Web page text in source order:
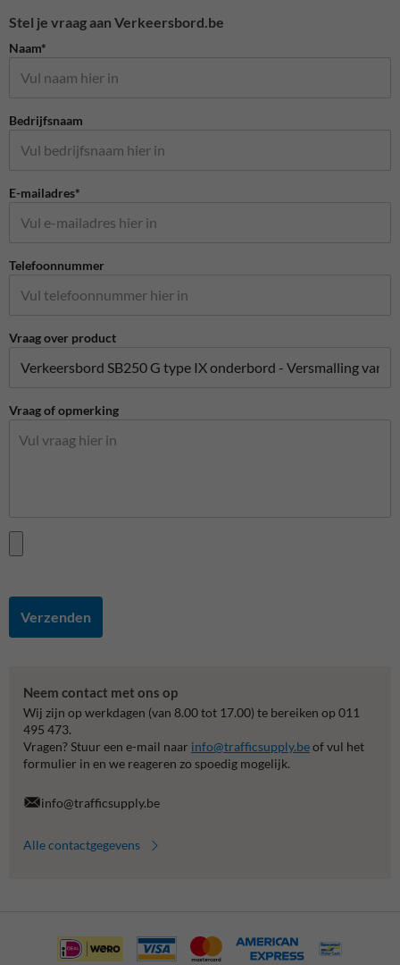
Stel je vraag aan Verkeersbord.be
Naam*
Bedrijfsnaam
E-mailadres*
Telefoonnummer
Vraag over product
Vraag of opmerking
Verzenden
Neem contact met ons op
Wij zijn op werkdagen (van 8.00 tot 17.00) te bereiken op 011
495 473.
Vragen? Stuur een e-mail naar info@trafficsupply.beof vul het
formulier in en we reageren zo spoedig mogelijk.
info@trafficsupply.be
Alle contactgegevens